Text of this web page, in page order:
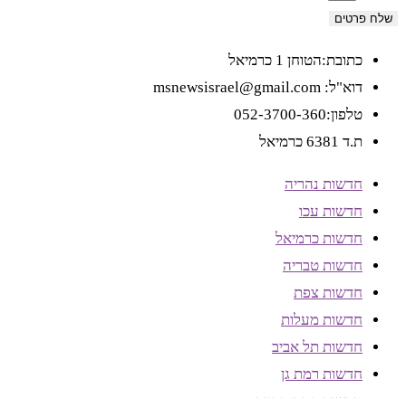
שלח פרטים
כתובת:הטוחן 1 כרמיאל
דוא"ל: msnewsisrael@gmail.com
טלפון:052-3700-360
ת.ד 6381 כרמיאל
חדשות נהריה
חדשות עכו
חדשות כרמיאל
חדשות טבריה
חדשות צפת
חדשות מעלות
חדשות תל אביב
חדשות רמת גן